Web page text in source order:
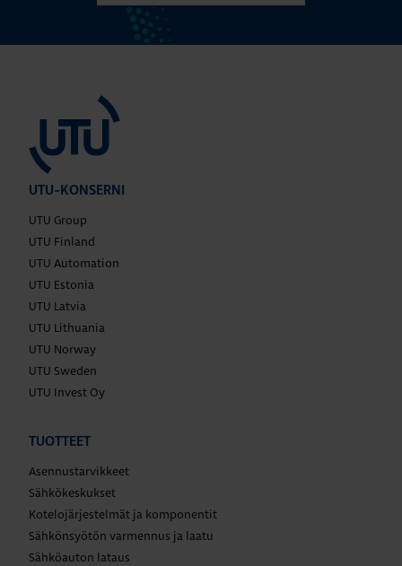
UTU-KONSERNI
UTU Group
UTU Finland
UTU Automation
UTU Estonia
UTU Latvia
UTU Lithuania
UTU Norway
UTU Sweden
UTU Invest Oy
TUOTTEET
Asennustarvikkeet
Sähkökeskukset
Kotelojärjestelmät ja komponentit
Sähkönsyötön varmennus ja laatu
Sähköauton lataus